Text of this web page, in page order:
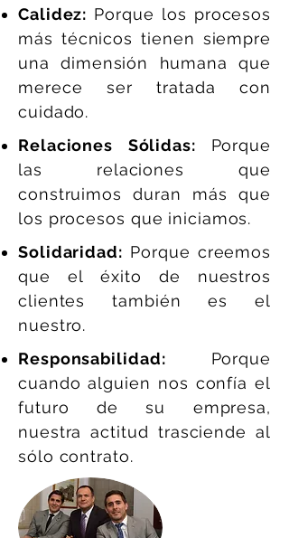
Calidez: Porque los procesos
más técnicos tienen siempre
una dimensión humana que
merece ser tratada con
cuidado.
Relaciones Sólidas: Porque
las relaciones que
construimos duran más que
los procesos que iniciamos.
Solidaridad: Porque creemos
que el éxito de nuestros
clientes también es el
nuestro.
Responsabilidad: Porque
cuando alguien nos confía el
futuro de su empresa,
nuestra actitud trasciende al
sólo contrato.